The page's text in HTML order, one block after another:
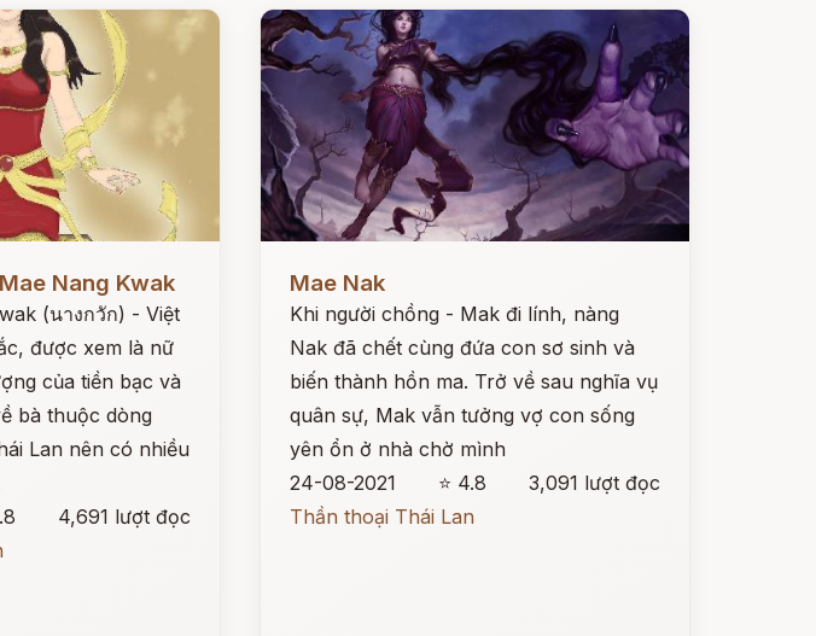
Nang Kwak
(นางกวัก) - Việt
được xem là nữ
của tiền bạc và
bà thuộc dòng
Lan nên có nhiều
4,691 lượt đọc
Mae Nak
Khi người chồng - Mak đi lính, nàng
Nak đã chết cùng đứa con sơ sinh và
biến thành hồn ma. Trở về sau nghĩa vụ
quân sự, Mak vẫn tưởng vợ con sống
yên ổn ở nhà chờ mình
24-08-2021
⭐ 4.8
3,091 lượt đọc
Thần thoại Thái Lan